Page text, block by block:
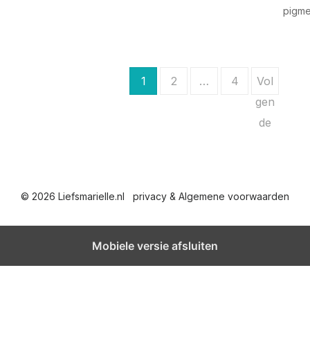
h
t
1 2 … 4
Vol
gen
de
© 2026 Liefsmarielle.nl privacy & Algemene voorwaarden
Mobiele versie afsluiten